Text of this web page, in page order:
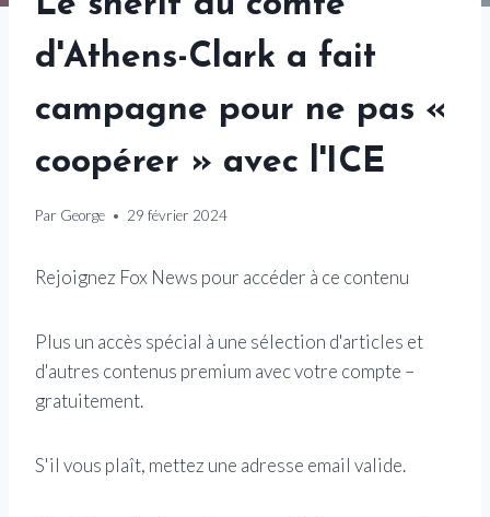
d'Athens-Clark a fait
campagne pour ne pas «
coopérer » avec l'ICE
Par George 29 février 2024
Rejoignez Fox News pour accéder à ce contenu
Plus un accès spécial à une sélection d'articles et
d'autres contenus premium avec votre compte –
gratuitement.
S'il vous plaît, mettez une adresse email valide.